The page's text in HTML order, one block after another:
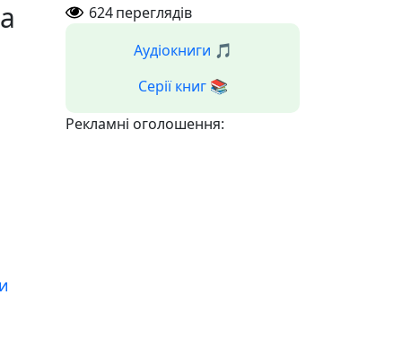
624переглядів
Аудіокниги 🎵
Серії книг 📚
Рекламні оголошення: